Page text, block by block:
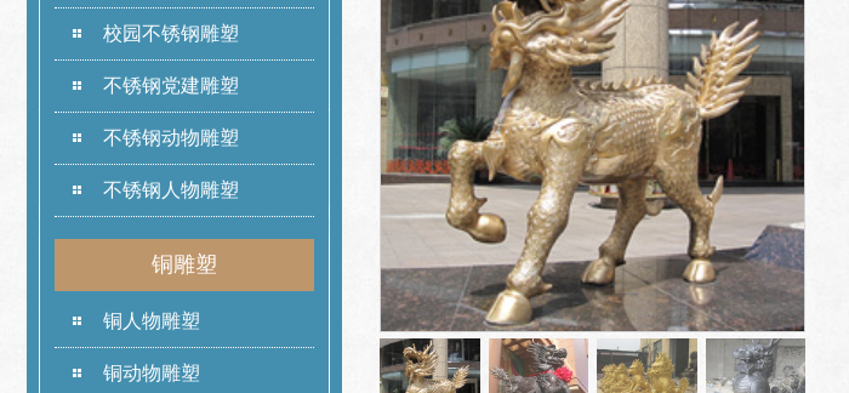
校园不锈钢雕塑
不锈钢党建雕塑
不锈钢动物雕塑
不锈钢人物雕塑
铜雕塑
铜人物雕塑
铜动物雕塑